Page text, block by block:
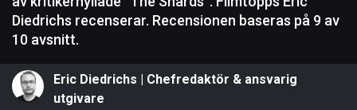
Diedrichs recenserar. Recensionen baseras på 9 av
10 avsnitt.
Eric Diedrichs | Chefredaktör & ansvarig
utgivare